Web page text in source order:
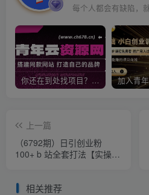
你还在到处找项目？还在当韭菜？我靠卖项目一个月收入5万+，曾经我也是个失败者。
上一篇
（6792期）日引创业粉
100+ b 站全套打法【实操视
相关推荐